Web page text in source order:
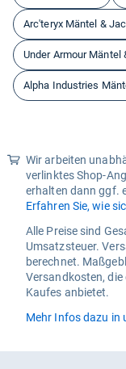
Arc'teryx Mäntel &
Under Armour Mäntel
Alpha Industries
Wir arbeiten
verlinktes Shop-
erhalten dann ggf.
Erfahren Sie, wie
Alle Preise sind
Umsatzsteuer.
berechnet.
Versandkosten, die
Kaufes anbietet.
Mehr Infos dazu in